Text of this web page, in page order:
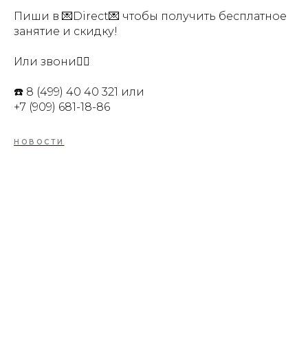
Пиши в 💌Direct💌 чтобы получить бесплатное
занятие и скидку!
Или звони👇🏻
☎️ 8 (499) 40 40 321 или
+7 (909) 681-18-86
НОВОСТИ